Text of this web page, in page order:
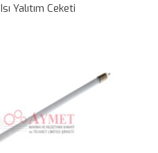
Isı Yalıtım Ceketi